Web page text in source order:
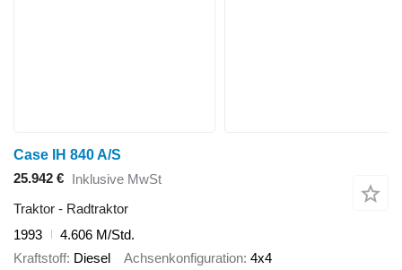
Case IH 840 A/S
25.942 € Inklusive MwSt
Traktor - Radtraktor
1993
4.606 M/Std.
Kraftstoff Diesel Achsenkonfiguration 4x4